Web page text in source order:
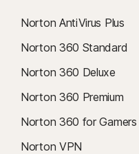
Norton AntiVirus Plus
Norton 360 Standard
Norton 360 Deluxe
Norton 360 Premium
Norton 360 for Gamers
Norton VPN